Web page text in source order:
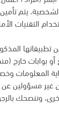
يتم تأمين
التقنيات
أو بوابات خارج
المعلومات
غير
وننصحك